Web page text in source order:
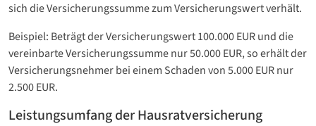
sich die Versicherungssumme zum Versicherungswert verhält.
Beispiel: Beträgt der Versicherungswert 100.000 EUR und die
vereinbarte Versicherungssumme nur 50.000 EUR, so erhält der
Versicherungsnehmer bei einem Schaden von 5.000 EUR nur
2.500 EUR.
Leistungsumfang der Hausratversicherung